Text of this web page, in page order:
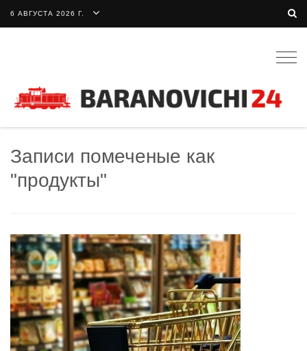
6 АВГУСТА 2026 Г.
Записи помеченые как
"продукты"